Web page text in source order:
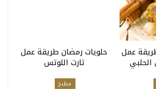
عمل
الحلبي
حلويات رمضان طريقة عمل
تارت اللوتس
مطبخ